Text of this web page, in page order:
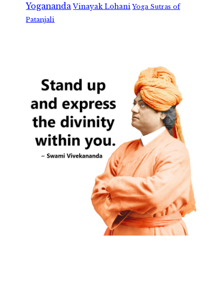
Yogananda Vinayak Lohani Yoga Sutras of
Patanjali